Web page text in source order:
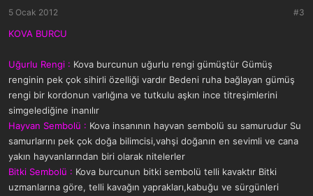
5 Ocak 2012 #3
KOVA BURCU
Uğurlu Rengi : Kova burcunun uğurlu rengi gümüştür Gümüş
renginin pek çok sihirli özelliği vardır Bedeni ruha bağlayan gümüş
rengi bir kordonun varlığına ve tutkulu aşkın ince titreşimlerini
simgelediğine inanılır
Hayvan Sembolü : Kova insanının hayvan sembolü su samurudur Su
samurlarını pek çok doğa bilimcisi,vahşi doğanın en sevimli ve cana
yakın hayvanlarından biri olarak nitelerler
Bitki Sembolü : Kova burcunun bitki sembolü telli kavaktır Bitki
uzmanlarına göre, telli kavağın yaprakları,kabuğu ve sürgünleri